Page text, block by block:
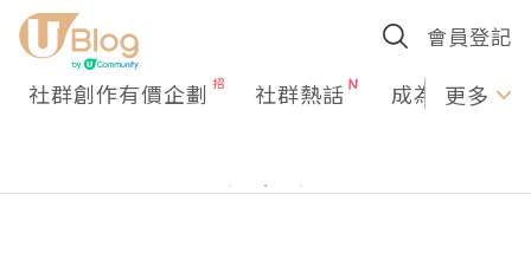
會員登記
社群創作有價企劃 社群熱話 成為U更多